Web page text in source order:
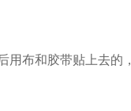
用布和胶带贴上去的